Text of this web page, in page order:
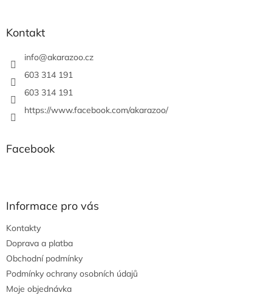
Kontakt
info@akarazoo.cz
603 314 191
603 314 191
https://www.facebook.com/akarazoo/
Facebook
Informace pro vás
Kontakty
Doprava a platba
Obchodní podmínky
Podmínky ochrany osobních údajů
Moje objednávka